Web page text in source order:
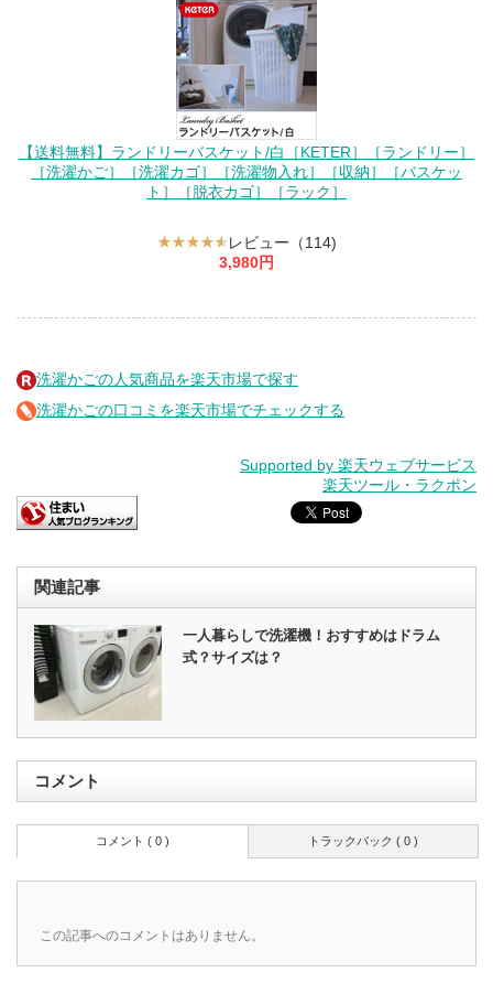
【送料無料】ランドリーバスケット/白［KETER］［ランドリー］
［洗濯かご］［洗濯カゴ］［洗濯物入れ］［収納］［バスケッ
ト］［脱衣カゴ］［ラック］
レビュー（114)
3,980円
洗濯かごの人気商品を楽天市場で探す
洗濯かごの口コミを楽天市場でチェックする
Supported by 楽天ウェブサービス
楽天ツール・ラクポン
関連記事
一人暮らしで洗濯機！おすすめはドラム
式？サイズは？
コメント
トラックバック ( 0 )
コメント ( 0 )
この記事へのコメントはありません。